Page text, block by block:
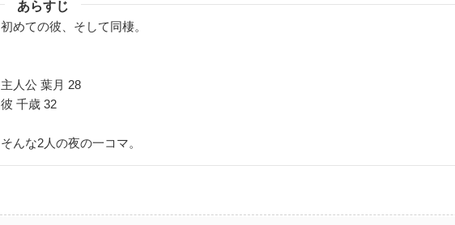
あらすじ
初めての彼、そして同棲。
主人公 葉月 28
彼 千歳 32
そんな2人の夜の一コマ。